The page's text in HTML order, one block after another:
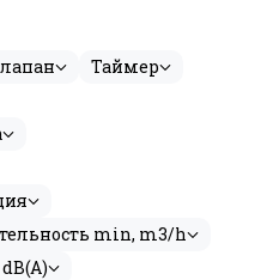
Таймер
min, m3/h